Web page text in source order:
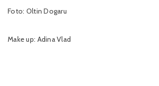
Foto: Oltin Dogaru
Make up: Adina Vlad